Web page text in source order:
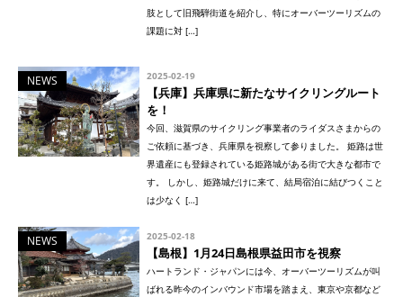
肢として旧飛騨街道を紹介し、特にオーバーツーリズムの
課題に対 […]
NEWS 2025-02-19
【兵庫】兵庫県に新たなサイクリングルート
を！
今回、滋賀県のサイクリング事業者のライダスさまからの
ご依頼に基づき、兵庫県を視察して参りました。 姫路は世
界遺産にも登録されている姫路城がある街で大きな都市で
す。 しかし、姫路城だけに来て、結局宿泊に結びつくこと
は少なく […]
NEWS 2025-02-18
【島根】1月24日島根県益田市を視察
ハートランド・ジャパンには今、オーバーツーリズムが叫
ばれる昨今のインバウンド市場を踏まえ、東京や京都など